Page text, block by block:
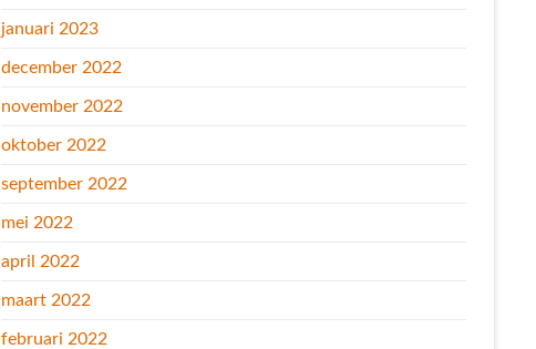
januari 2023
december 2022
november 2022
oktober 2022
september 2022
mei 2022
april 2022
maart 2022
februari 2022